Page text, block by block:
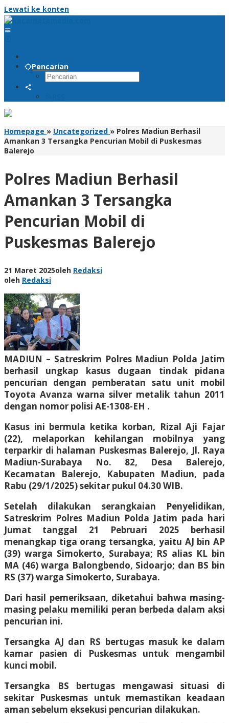
Lewati ke konten
Pencarian
Homepage » Uncategorized » Polres Madiun Berhasil
Amankan 3 Tersangka Pencurian Mobil di Puskesmas
Balerejo
Polres Madiun Berhasil
Amankan 3 Tersangka
Pencurian Mobil di
Puskesmas Balerejo
21 Maret 2025oleh Redaksi
oleh Redaksi
MADIUN – Satreskrim Polres Madiun Polda Jatim
berhasil ungkap kasus dugaan tindak pidana
pencurian dengan pemberatan satu unit mobil
Toyota Avanza warna silver metalik tahun 2011
dengan nomor polisi AE-1308-EH .
Kasus ini bermula ketika korban, Rizal Aji Fajar
(22), melaporkan kehilangan mobilnya yang
terparkir di halaman Puskesmas Balerejo, Jl. Raya
Madiun-Surabaya No. 82, Desa Balerejo,
Kecamatan Balerejo, Kabupaten Madiun, pada
Rabu (29/1/2025) sekitar pukul 04.30 WIB.
Setelah dilakukan serangkaian Penyelidikan,
Satreskrim Polres Madiun Polda Jatim pada hari
Jumat tanggal 21 Pebruari 2025 berhasil
menangkap tiga orang tersangka, yaitu AJ bin AP
(39) warga Simokerto, Surabaya; RS alias KL bin
MA (46) warga Balongbendo, Sidoarjo; dan BS bin
RS (37) warga Simokerto, Surabaya.
Dari hasil pemeriksaan, diketahui bahwa masing-
masing pelaku memiliki peran berbeda dalam aksi
pencurian ini.
Tersangka AJ dan RS bertugas masuk ke dalam
kamar pasien di Puskesmas untuk mengambil
kunci mobil.
Tersangka BS bertugas mengawasi situasi di
sekitar Puskesmas untuk memastikan keadaan
aman sebelum eksekusi pencurian dilakukan.